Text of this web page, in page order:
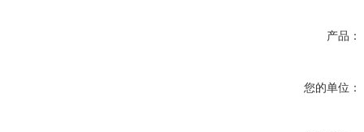
产品：
您的单位：